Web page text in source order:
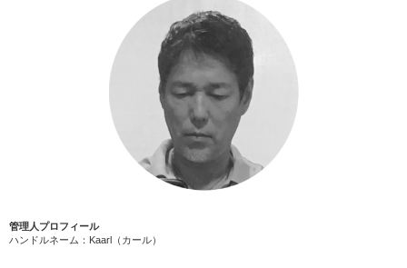
管理人プロフィール
ハンドルネーム：Kaarl（カール）